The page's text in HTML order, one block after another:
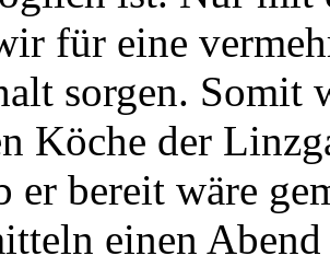
für eine
sorgen. Somit
Köche der
er bereit wäre
einen